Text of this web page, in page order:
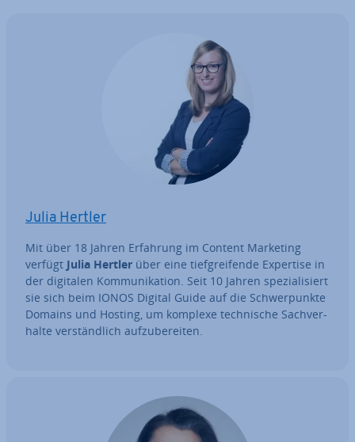
Julia Hertler
Mit über 18 Jahren Erfahrung im Content Marketing
verfügt Julia Hertler über eine tief­grei­fen­de Expertise in
der digitalen Kom­mu­ni­ka­ti­on. Seit 10 Jahren spe­zia­li­siert
sie sich beim IONOS Digital Guide auf die Schwer­punk­te
Domains und Hosting, um komplexe tech­ni­sche Sach­ver­
hal­te ver­ständ­lich auf­zu­be­rei­ten.